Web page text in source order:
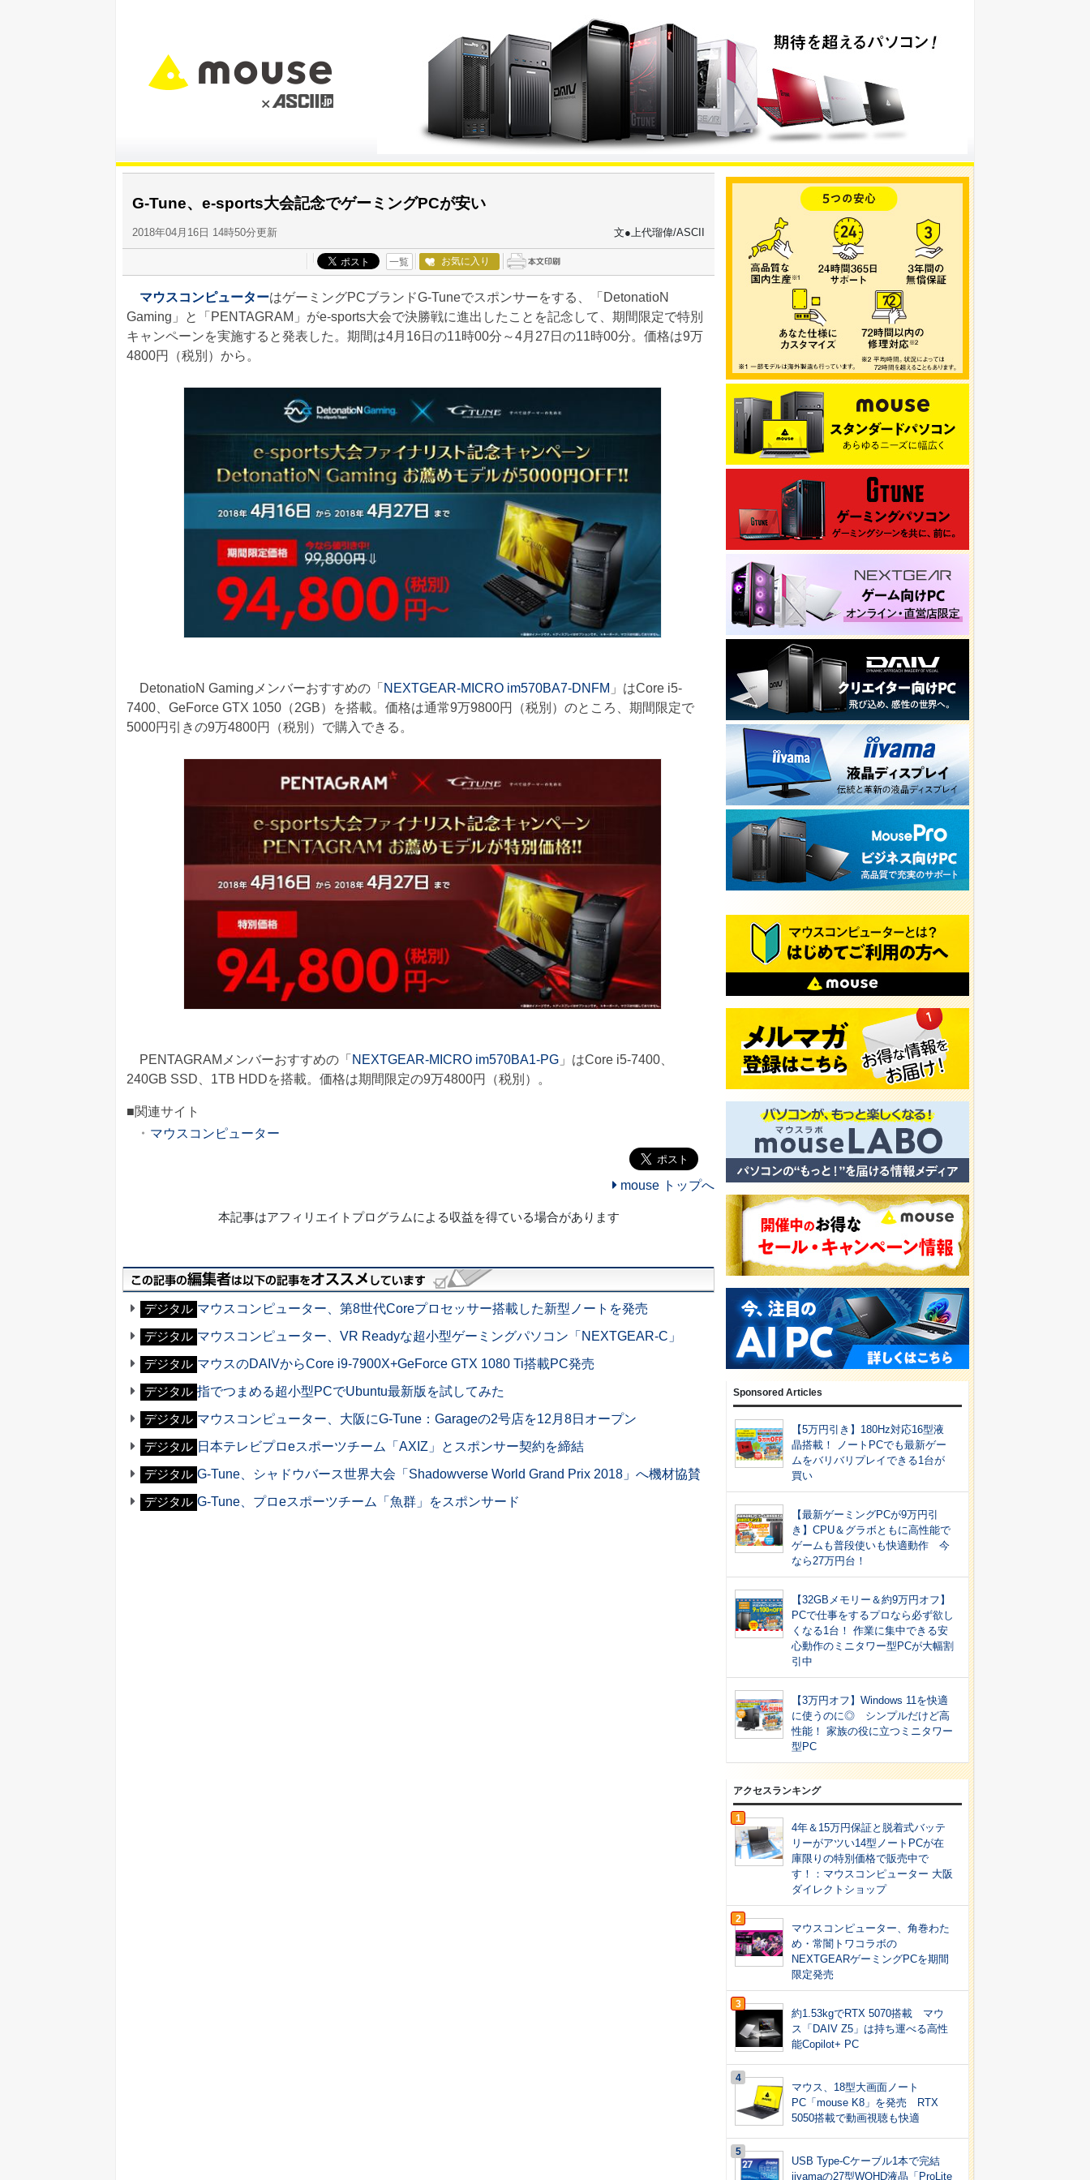
G-Tune、e-sports大会記念でゲーミングPCが安い
2018年04月16日 14時50分更新 文●上代瑠偉/ASCII
一覧 お気に入り
マウスコンピューターはゲーミングPCブランドG-Tuneでスポンサーをする、「DetonatioN
Gaming」と「PENTAGRAM」がe-sports大会で決勝戦に進出したことを記念して、期間限定で特別
キャンペーンを実施すると発表した。期間は4月16日の11時00分～4月27日の11時00分。価格は9万
4800円（税別）から。
DetonatioN Gamingメンバーおすすめの「 NEXTGEAR-MICRO im570BA7-DNFM 」はCore i5-
7400、GeForce GTX 1050（2GB）を搭載。価格は通常9万9800円（税別）のところ、期間限定で
5000円引きの9万4800円（税別）で購入できる。
PENTAGRAMメンバーおすすめの「 NEXTGEAR-MICRO im570BA1-PG 」はCore i5-7400、
240GB SSD、1TB HDDを搭載。価格は期間限定の9万4800円（税別）。
■関連サイト
マウスコンピューター
mouse トップへ
本記事はアフィリエイトプログラムによる収益を得ている場合があります
デジタル マウスコンピューター、第8世代Coreプロセッサー搭載した新型ノートを発売
デジタル マウスコンピューター、VR Readyな超小型ゲーミングパソコン「NEXTGEAR-C」
デジタル マウスのDAIVからCore i9-7900X+GeForce GTX 1080 Ti搭載PC発売
デジタル 指でつまめる超小型PCでUbuntu最新版を試してみた
デジタル マウスコンピューター、大阪にG-Tune：Garageの2号店を12月8日オープン
デジタル 日本テレビプロeスポーツチーム「AXIZ」とスポンサー契約を締結
デジタル G-Tune、シャドウバース世界大会「Shadowverse World Grand Prix 2018」へ機材協賛
デジタル G-Tune、プロeスポーツチーム「魚群」をスポンサード
Sponsored Articles
【5万円引き】180Hz対応16型液
晶搭載！ ノートPCでも最新ゲー
ムをバリバリプレイできる1台が
買い
【最新ゲーミングPCが9万円引
き】CPU＆グラボともに高性能で
ゲームも普段使いも快適動作 今
なら27万円台！
【32GBメモリー＆約9万円オフ】
PCで仕事をするプロなら必ず欲し
くなる1台！ 作業に集中できる安
心動作のミニタワー型PCが大幅割
引中
【3万円オフ】Windows 11を快適
に使うのに◎ シンプルだけど高
性能！ 家族の役に立つミニタワー
型PC
アクセスランキング
1
4年＆15万円保証と脱着式バッテ
リーがアツい14型ノートPCが在
庫限りの特別価格で販売中で
す！：マウスコンピューター 大阪
ダイレクトショップ
2
マウスコンピューター、角巻わた
め・常闇トワコラボの
NEXTGEARゲーミングPCを期間
限定発売
3
約1.53kgでRTX 5070搭載 マウ
ス「DAIV Z5」は持ち運べる高性
能Copilot+ PC
4
マウス、18型大画面ノート
PC「mouse K8」を発売 RTX
5050搭載で動画視聴も快適
5
USB Type-Cケーブル1本で完結
iiyamaの27型WQHD液晶「ProLite